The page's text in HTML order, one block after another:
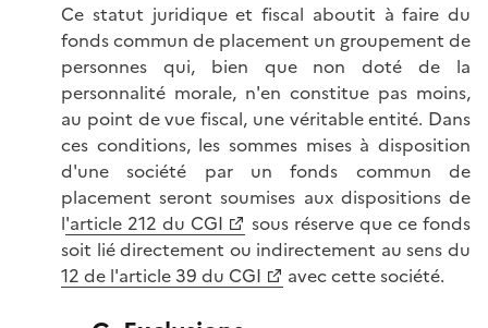
Ce statut juridique et fiscal aboutit à faire du
fonds commun de placement un groupement de
personnes qui, bien que non doté de la
personnalité morale, n'en constitue pas moins,
au point de vue fiscal, une véritable entité. Dans
ces conditions, les sommes mises à disposition
d'une société par un fonds commun de
placement seront soumises aux dispositions de
l'article 212 du CGI
sous réserve que ce fonds
soit lié directement ou indirectement au sens du
12 de l'article 39 du CGI
avec cette société.